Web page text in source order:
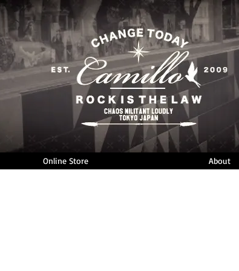
Online Store About